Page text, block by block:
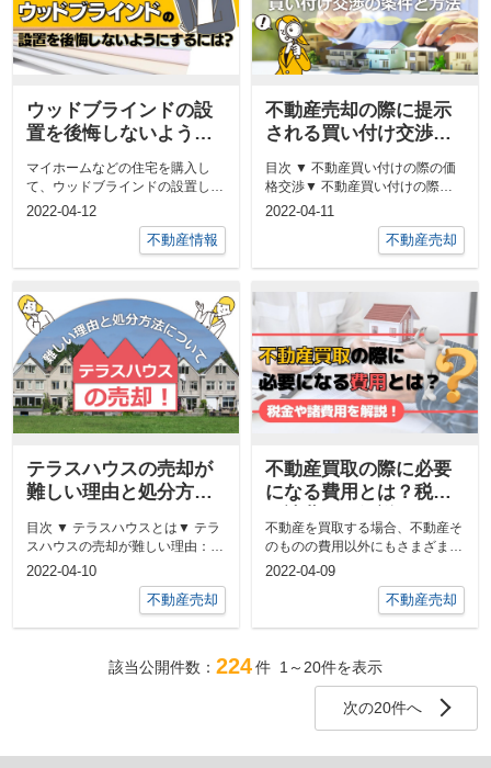
ウッドブラインドの設
置を後悔しないように
マイホームなどの住宅を購入し
て、ウッドブラインドの設置しよ
うとお考えではありませんか？
2022-04-12
不動産情報
不動産売却の際に提示
される買い付け交渉の
条件と方法
目次 ▼ 不動産買い付けの際の価
格交渉▼ 不動産買い付けの際の
期日の交渉▼ 不動産買い付けの
2022-04-11
不動産売却
テラスハウスの売却が
難しい理由と処分方法
目次 ▼ テラスハウスとは▼ テラ
スハウスの売却が難しい理由：住
宅ローンの審査▼ 売却が難しい
2022-04-10
不動産売却
不動産買取の際に必要
になる費用とは？税金
不動産を買取する場合、不動産そ
のものの費用以外にもさまざまな
費用が必要になります。 そのた
2022-04-09
不動産売却
該当公開件数： 224件 1～20件を表示
次の20件へ